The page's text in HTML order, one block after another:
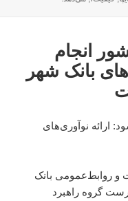
انجام
بانک شهر
ارائه نوآوری‌های
و روابط‌عمومی بانک
گروه راهبرد